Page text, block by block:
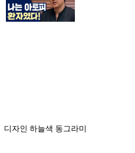
디자인 하늘색 동그라미